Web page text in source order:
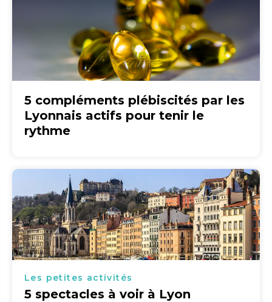
5 compléments plébiscités par les
Lyonnais actifs pour tenir le
rythme
Les petites activités
5 spectacles à voir à Lyon